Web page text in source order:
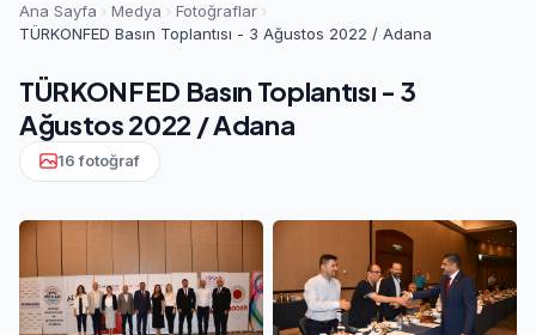
Ana Sayfa Medya
Fotoğraflar
TÜRKONFED Basın Toplantısı - 3 Ağustos 2022 / Adana
TÜRKONFED Basın Toplantısı - 3
Ağustos 2022 / Adana
16 fotoğraf